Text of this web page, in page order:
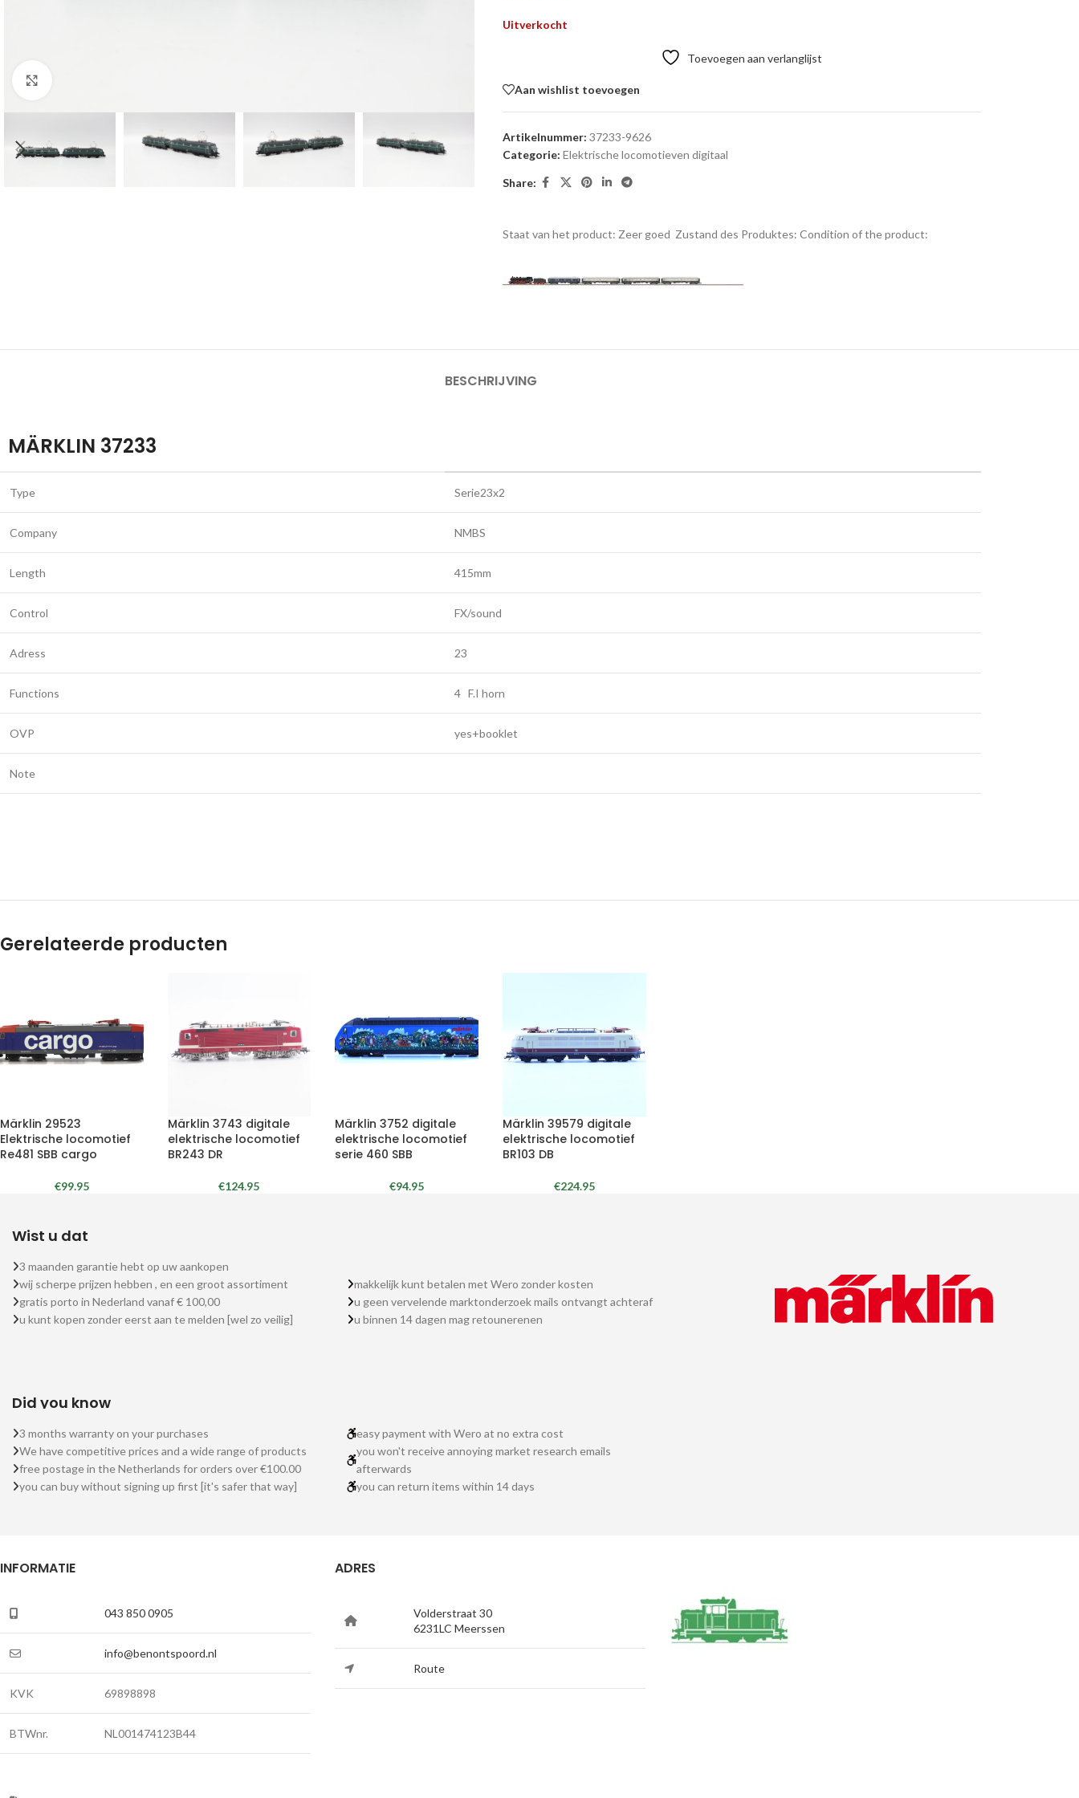
Uitverkocht
Toevoegen aan verlanglijst
Aan wishlist toevoegen
Artikelnummer: 37233-9626
Categorie: Elektrische locomotieven digitaal
Share:
Staat van het product: Zeer goed Zustand des Produktes: Condition of the product:
BESCHRIJVING
MÄRKLIN 37233
Type Serie23x2
Company NMBS
Length 415mm
Control FX/sound
Adress 23
Functions 4 F.I horn
OVP yes+booklet
Note
Gerelateerde producten
Märklin 29523
Elektrische locomotief
Re481 SBB cargo
€99.95
Märklin 3743 digitale
elektrische locomotief
BR243 DR
€124.95
Märklin 3752 digitale
elektrische locomotief
serie 460 SBB
€94.95
Märklin 39579 digitale
elektrische locomotief
BR103 DB
€224.95
Wist u dat
3 maanden garantie hebt op uw aankopen
wij scherpe prijzen hebben , en een groot assortiment
gratis porto in Nederland vanaf € 100,00
u kunt kopen zonder eerst aan te melden [wel zo veilig]
makkelijk kunt betalen met Wero zonder kosten
u geen vervelende marktonderzoek mails ontvangt achteraf
u binnen 14 dagen mag retounerenen
Did you know
3 months warranty on your purchases
We have competitive prices and a wide range of products
free postage in the Netherlands for orders over €100.00
you can buy without signing up first [it's safer that way]
easy payment with Wero at no extra cost
you won't receive annoying market research emails
afterwards
you can return items within 14 days
INFORMATIE
043 850 0905
info@benontspoord.nl
KVK 69898898
BTWnr. NL001474123B44
ADRES
Volderstraat 30
6231LC Meerssen
Route